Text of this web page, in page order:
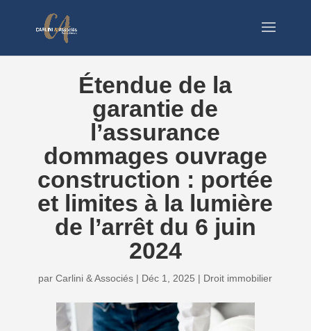
Étendue de la
garantie de
l’assurance
dommages ouvrage
construction : portée
et limites à la lumière
de l’arrêt du 6 juin
2024
parCarlini & Associés | Déc 1, 2025 | Droit immobilier